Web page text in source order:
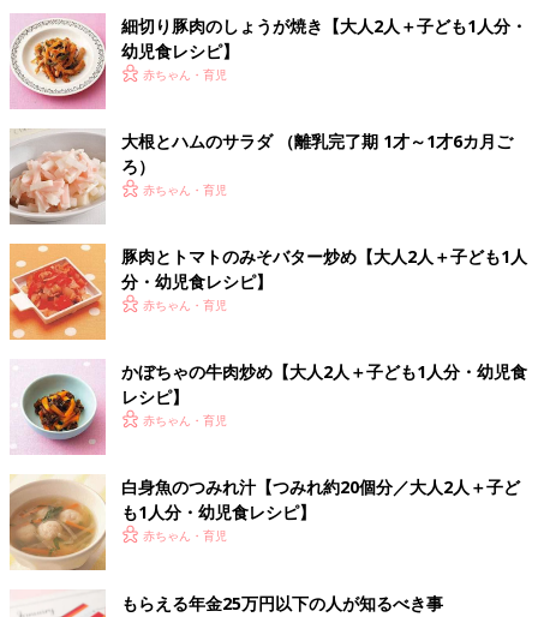
細切り豚肉のしょうが焼き【大人2人＋子ども1人分・
幼児食レシピ】
赤ちゃん・育児
大根とハムのサラダ （離乳完了期 1才～1才6カ月ご
ろ）
赤ちゃん・育児
豚肉とトマトのみそバター炒め【大人2人＋子ども1人
分・幼児食レシピ】
赤ちゃん・育児
かぼちゃの牛肉炒め【大人2人＋子ども1人分・幼児食
レシピ】
赤ちゃん・育児
白身魚のつみれ汁【つみれ約20個分／大人2人＋子ど
も1人分・幼児食レシピ】
赤ちゃん・育児
もらえる年金25万円以下の人が知るべき事